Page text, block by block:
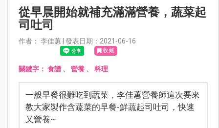
從早晨開始就補充滿滿營養，蔬菜起
司吐司
作者： 李佳蕙 | 發表日期：2021-06-16
收藏
關鍵字： 食譜、 營養、 料理
一般早餐很難吃到蔬菜，李佳蕙營養師這次要來
教大家製作含蔬菜的早餐-鮮蔬起司吐司，快速
又營養~